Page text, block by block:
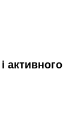
активного